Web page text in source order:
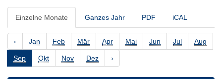
Einzelne Monate Ganzes Jahr PDF iCAL
‹ Jan Feb Mär Apr Mai Jun Jul Aug
Sep Okt Nov Dez ›